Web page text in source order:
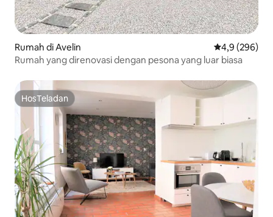
Rumah di Avelin Nilai rata-rata
4,9 (296)
Rumah yang direnovasi dengan pesona yang luar biasa
HosTeladan
HosTeladan